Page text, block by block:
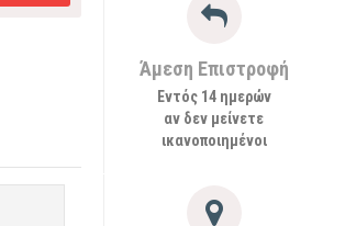
Άμεση Επιστροφή
Εντός 14 ημερών
αν δεν μείνετε
ικανοποιημένοι